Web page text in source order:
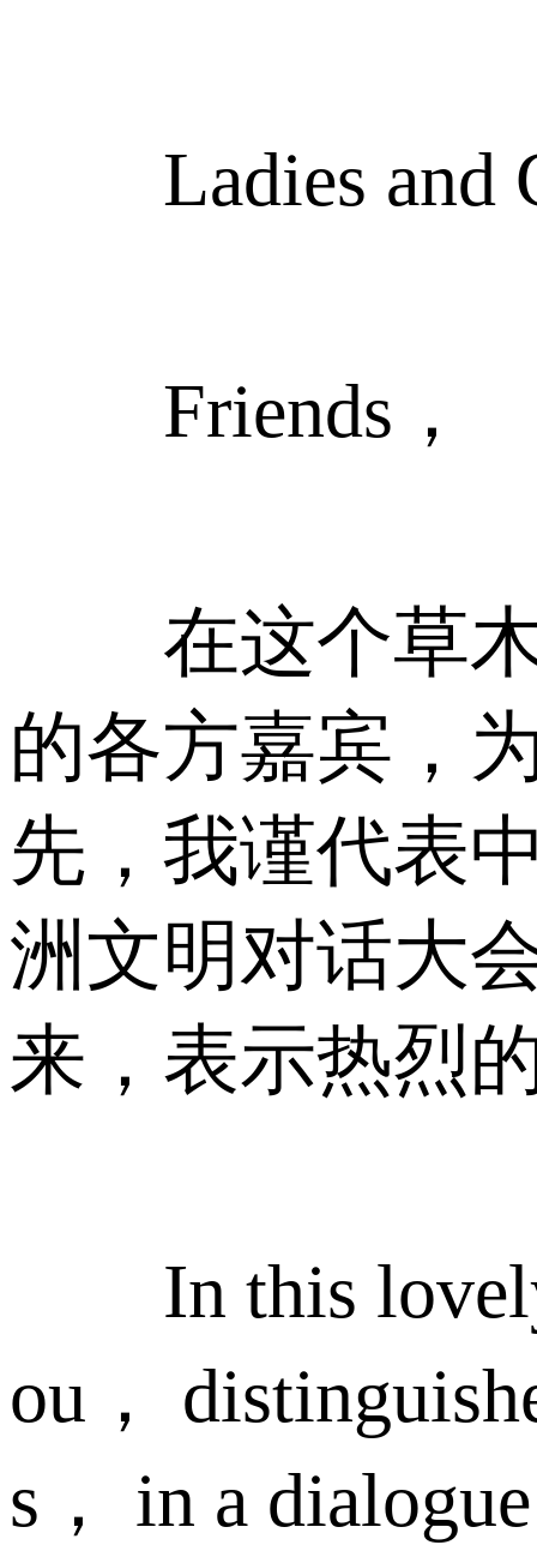
Ladies and
Friends，
在这个草木
的各方嘉宾，
先，我谨代表
洲文明对话大
来，表示热烈
In this lovely
ou，
s， in a